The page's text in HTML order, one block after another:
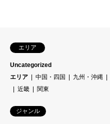
エリア
Uncategorized
エリア
中国・四国 九州・沖縄
近畿
関東
ジャンル